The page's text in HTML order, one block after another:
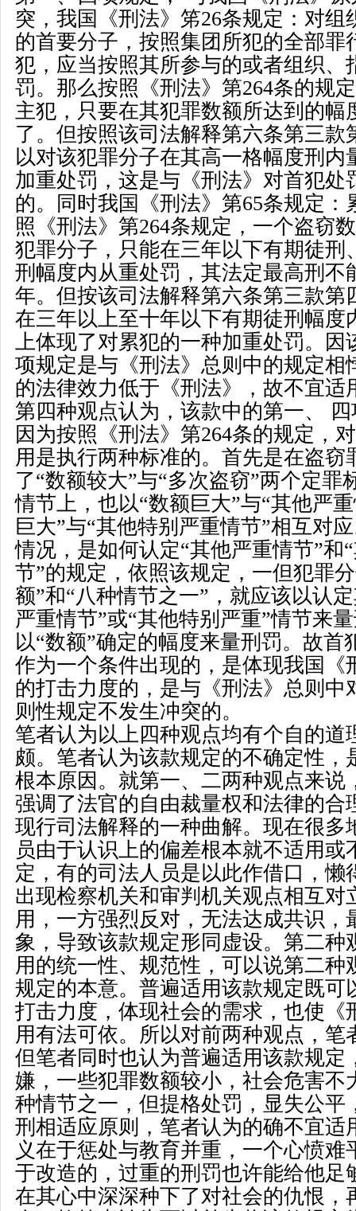
突，我国《刑法》笫26条规定：对组
的首要分子，按照集团所犯的全部罪
犯，应当按照其所参与的或者组织、
罚。那么按照《刑法》第264条的规
主犯，只要在其犯罪数额所达到的幅
了。但按照该司法解释第六条第三款
以对该犯罪分子在其高一格幅度刑内
加重处罚，这是与《刑法》对首犯处
的。同时我国《刑法》第65条规定：
照《刑法》第264条规定，一个盗窃
犯罪分子，只能在三年以下有期徒刑
刑幅度内从重处罚，其法定最高刑不
年。但按该司法解释第六条第三款第
在三年以上至十年以下有期徒刑幅度
上体现了对累犯的一种加重处罚。因
项规定是与《刑法》总则中的规定相
的法律效力低于《刑法》，故不宜适
第四种观点认为，该款中的第一、
因为按照《刑法》第264条的规定，
用是执行两种标准的。首先是在盗窃
了“数额较大”与“多次盗窃”两个定罪
情节上，也以“数额巨大”与“其他严
巨大”与“其他特别严重情节”相互对
情况，是如何认定“其他严重情节”和“
节”的规定，依照该规定，一但犯罪
额”和“八种情节之一” ，就应该以认
严重情节”或“其他特别严重”情节来
以“数额”确定的幅度来量刑罚。故首
作为一个条件出现的，是体现我国《
的打击力度的，是与《刑法》总则中
则性规定不发生冲突的。
笔者认为以上四种观点均有个自的道
颇。笔者认为该款规定的不确定性，
根本原因。就第一、二两种观点来说
强调了法官的自由裁量权和法律的合
现行司法解释的一种曲解。现在很多
员由于认识上的偏差根本就不适用或
定，有的司法人员是以此作借口，懒
出现检察机关和审判机关观点相互对
用，一方强烈反对，无法达成共识，
象，导致该款规定形同虚设。第二种
用的统一性、规范性，可以说第二种
规定的本意。普遍适用该款规定既可
打击力度，体现社会的需求，也使《
用有法可依。所以对前两种观点，笔
但笔者同时也认为普遍适用该款规定
嫌，一些犯罪数额较小，社会危害不
种情节之一，但提格处罚，显失公平
刑相适应原则，笔者认为的确不宜适
义在于惩处与教育并重，一个心愤难
于改造的，过重的刑罚也许能给他足
在其心中深深种下了对社会的仇恨，